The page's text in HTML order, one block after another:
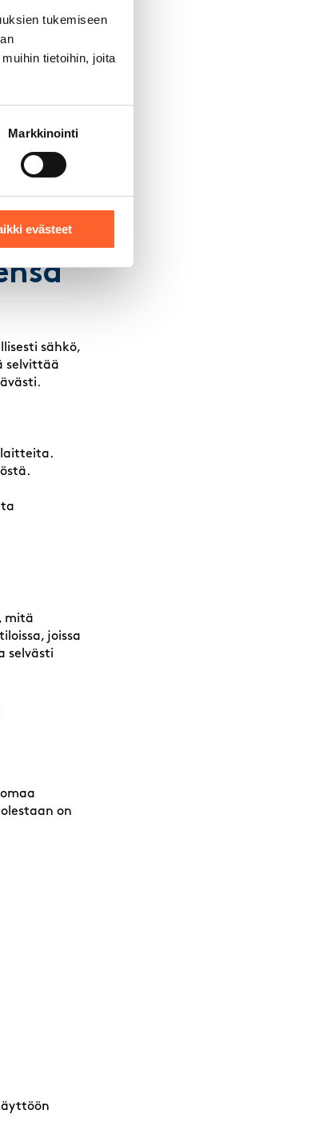
tukemiseen
tietoihin, joita
Markkinointi
evästeet
ja
ja
ja
ja
ja
sähkö,
selvittää
laitteita.
mitä
joissa
selvästi
on